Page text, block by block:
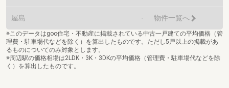
屋島 - 物件一覧へ
※このデータはgoo住宅・不動産に掲載されている中古一戸建ての平均価格（管
理費・駐車場代などを除く）を算出したものです。ただし5戸以上の掲載があ
るものについてのみ対象とします。
※周辺駅の価格相場は2LDK・3K・3DKの平均価格（管理費・駐車場代などを除
く）を算出したものです。